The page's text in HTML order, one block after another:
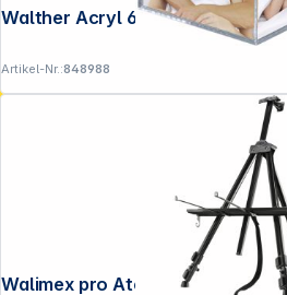
Artikel-Nr.:848988